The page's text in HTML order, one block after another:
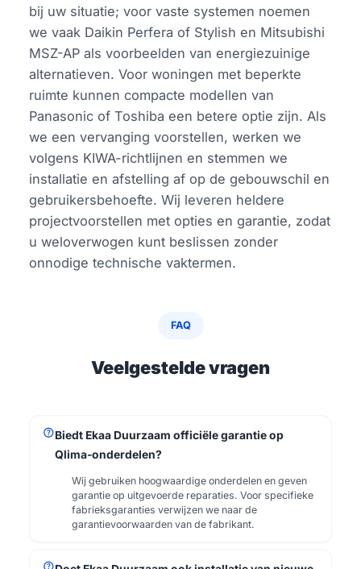
bij uw situatie; voor vaste systemen noemen
we vaak Daikin Perfera of Stylish en Mitsubishi
MSZ-AP als voorbeelden van energiezuinige
alternatieven. Voor woningen met beperkte
ruimte kunnen compacte modellen van
Panasonic of Toshiba een betere optie zijn. Als
we een vervanging voorstellen, werken we
volgens KIWA-richtlijnen en stemmen we
installatie en afstelling af op de gebouwschil en
gebruikersbehoefte. Wij leveren heldere
projectvoorstellen met opties en garantie, zodat
u weloverwogen kunt beslissen zonder
onnodige technische vaktermen.
FAQ
Veelgestelde vragen
helpBiedt Ekaa Duurzaam officiële garantie op
Qlima-onderdelen?
Wij gebruiken hoogwaardige onderdelen en geven
garantie op uitgevoerde reparaties. Voor specifieke
fabrieksgaranties verwijzen we naar de
garantievoorwaarden van de fabrikant.
help